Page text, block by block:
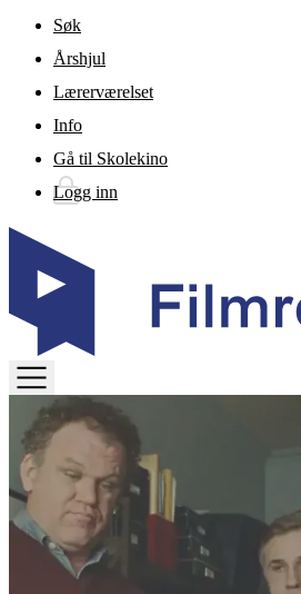
Gå til hovedinnhold
Søk
Årshjul
Lærerværelset
Info
Gå til Skolekino
Logg inn
TOGGLE
MENU